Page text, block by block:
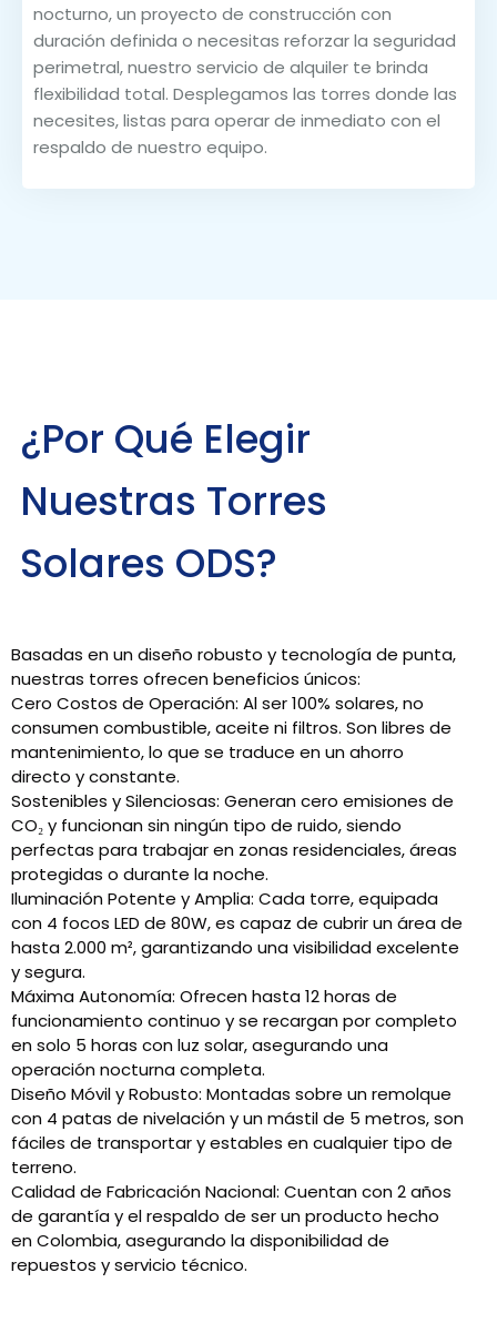
nocturno, un proyecto de construcción con
duración definida o necesitas reforzar la seguridad
perimetral, nuestro servicio de alquiler te brinda
flexibilidad total. Desplegamos las torres donde las
necesites, listas para operar de inmediato con el
respaldo de nuestro equipo.
¿Por Qué Elegir
Nuestras Torres
Solares ODS?
Basadas en un diseño robusto y tecnología de punta,
nuestras torres ofrecen beneficios únicos:
Cero Costos de Operación: Al ser 100% solares, no
consumen combustible, aceite ni filtros. Son libres de
mantenimiento, lo que se traduce en un ahorro
directo y constante.
Sostenibles y Silenciosas: Generan cero emisiones de
CO₂ y funcionan sin ningún tipo de ruido, siendo
perfectas para trabajar en zonas residenciales, áreas
protegidas o durante la noche.
Iluminación Potente y Amplia: Cada torre, equipada
con 4 focos LED de 80W, es capaz de cubrir un área de
hasta2.000 m², garantizando una visibilidad excelente
y segura.
Máxima Autonomía: Ofrecen hasta12 horas de
funcionamiento continuo y se recargan por completo
en solo 5 horas con luz solar, asegurando una
operación nocturna completa.
Diseño Móvil y Robusto: Montadas sobre un remolque
con 4 patas de nivelación y un mástil de 5 metros, son
fáciles de transportar y estables en cualquier tipo de
terreno.
Calidad de Fabricación Nacional: Cuentan con 2 años
de garantía y el respaldo de ser un producto hecho
en Colombia, asegurando la disponibilidad de
repuestos y servicio técnico.